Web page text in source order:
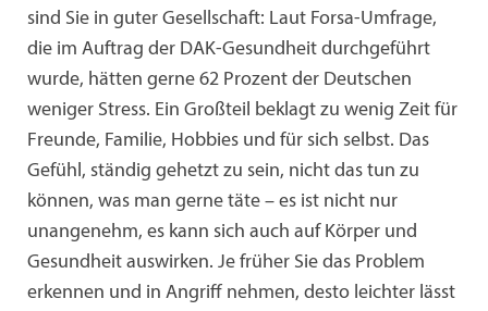
sind Sie in guter Gesellschaft: Laut Forsa-Umfrage,
die im Auftrag der DAK-Gesundheit durchgeführt
wurde, hätten gerne 62 Prozent der Deutschen
weniger Stress. Ein Großteil beklagt zu wenig Zeit für
Freunde, Familie, Hobbies und für sich selbst. Das
Gefühl, ständig gehetzt zu sein, nicht das tun zu
können, was man gerne täte – es ist nicht nur
unangenehm, es kann sich auch auf Körper und
Gesundheit auswirken. Je früher Sie das Problem
erkennen und in Angriff nehmen, desto leichter lässt